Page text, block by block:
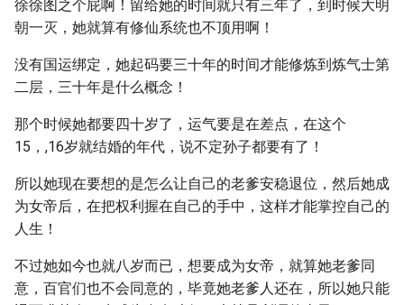
徐徐图之个屁啊！留给她的时间就只有三年了，到时候大明
朝一灭，她就算有修仙系统也不顶用啊！
没有国运绑定，她起码要三十年的时间才能修炼到炼气士第
二层，三十年是什么概念！
那个时候她都要四十岁了，运气要是在差点，在这个
15，,16岁就结婚的年代，说不定孙子都要有了！
所以她现在要想的是怎么让自己的老爹安稳退位，然后她成
为女帝后，在把权利握在自己的手中，这样才能掌控自己的
人生！
不过她如今也就八岁而已，想要成为女帝，就算她老爹同
意，百官们也不会同意的，毕竟她老爹人还在，所以她只能